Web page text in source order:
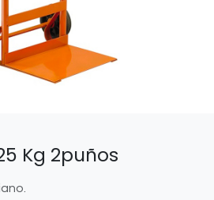
Kg 2puños